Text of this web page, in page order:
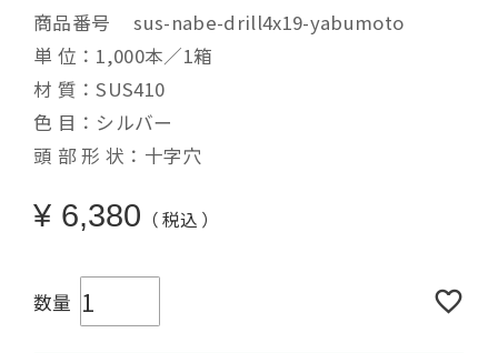
商品番号
sus-nabe-drill4x19-yabumoto
単 位：1,000本／1箱
材 質：SUS410
色 目：シルバー
頭 部 形 状：十字穴
¥ 6,380 税込